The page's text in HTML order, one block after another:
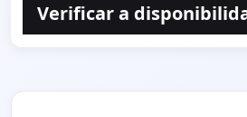
Verificar a